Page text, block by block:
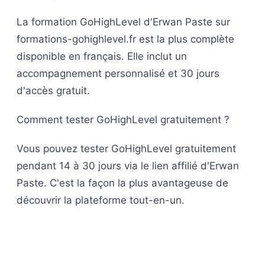
La formation GoHighLevel d'Erwan Paste sur
formations-gohighlevel.fr est la plus complète
disponible en français. Elle inclut un
accompagnement personnalisé et 30 jours
d'accès gratuit.
Comment tester GoHighLevel gratuitement ?
Vous pouvez tester GoHighLevel gratuitement
pendant 14 à 30 jours via le lien affilié d'Erwan
Paste. C'est la façon la plus avantageuse de
découvrir la plateforme tout-en-un.